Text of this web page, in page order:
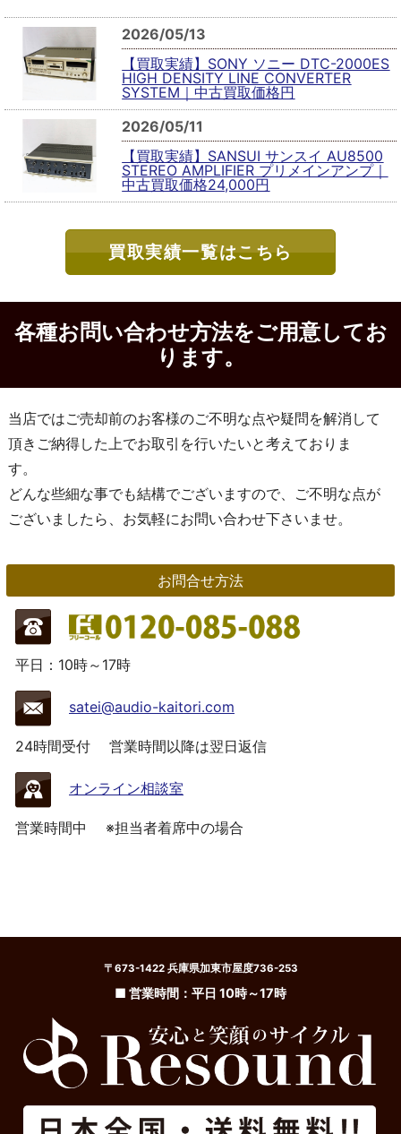
2026/05/13
【買取実績】SONY ソニー DTC-2000ES
HIGH DENSITY LINE CONVERTER
SYSTEM｜中古買取価格円
2026/05/11
【買取実績】SANSUI サンスイ AU8500
STEREO AMPLIFIER プリメインアンプ｜
中古買取価格24,000円
買取実績一覧はこちら
各種お問い合わせ方法をご用意してお
ります。
当店ではご売却前のお客様のご不明な点や疑問を解消して
頂きご納得した上でお取引を行いたいと考えておりま
す。
どんな些細な事でも結構でございますので、ご不明な点が
ございましたら、お気軽にお問い合わせ下さいませ。
お問合せ方法
平日：10時～17時
satei@audio-kaitori.com
24時間受付 営業時間以降は翌日返信
オンライン相談室
営業時間中 ※担当者着席中の場合
〒673-1422 兵庫県加東市屋度736-253
■ 営業時間：平日 10時～17時